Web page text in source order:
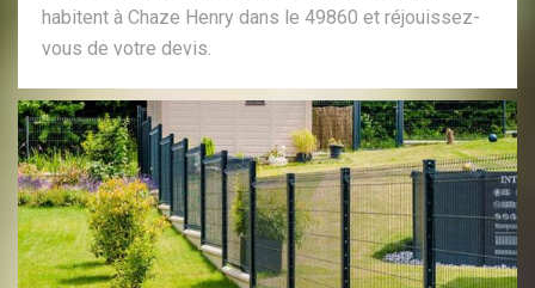
habitent à Chaze Henry dans le 49860 et réjouissez-
vous de votre devis.